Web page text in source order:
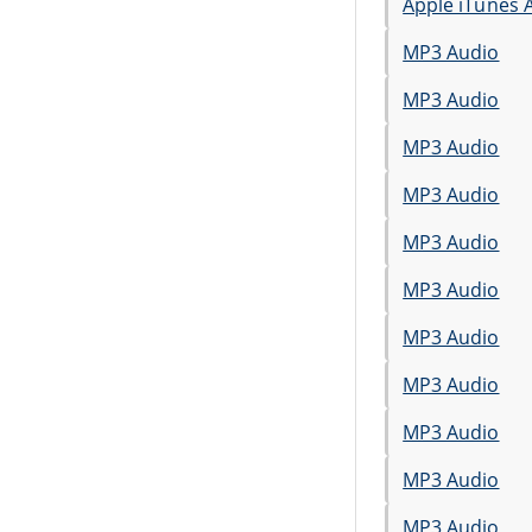
MP3 Audio
MP3 Audio
MP3 Audio
MP3 Audio
MP3 Audio
MP3 Audio
MP3 Audio
MP3 Audio
MP3 Audio
MP3 Audio